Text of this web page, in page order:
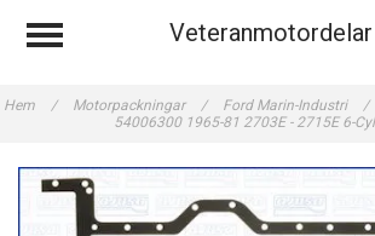
Veteranmotordelar
Hem / Motorpackningar / Ford Marin-Industri /
54006300 1965-81 2703E - 2715E 6-